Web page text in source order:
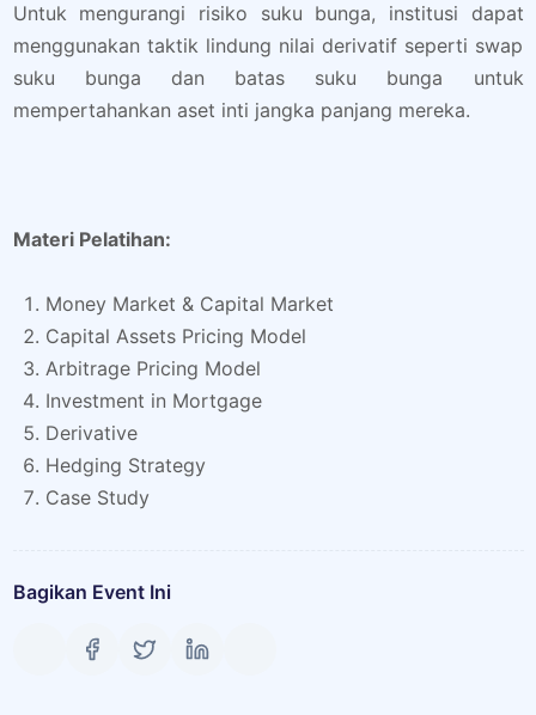
Untuk mengurangi risiko suku bunga, institusi dapat
menggunakan taktik lindung nilai derivatif seperti swap
suku bunga dan batas suku bunga untuk
mempertahankan aset inti jangka panjang mereka.
Materi Pelatihan:
Money Market & Capital Market
Capital Assets Pricing Model
Arbitrage Pricing Model
Investment in Mortgage
Derivative
Hedging Strategy
Case Study
Bagikan Event Ini